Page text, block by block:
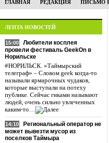
ГЛАВНАЯ РЕДАКЦИЯ ПИСЬМО
ЛЕНТА НОВОСТЕЙ
15:00
Любители косплея
провели фестиваль GeekOn в
Норильске
#НОРИЛЬСК. «Таймырский
телеграф» – Словом geek когда-то
называли ярмарочных чудаков,
которые выступали на потеху
публике. Сейчас гиками называют
людей, очень сильно увлеченных
каким-то…
14:10
Региональный оператор не
может вывезти мусор из
поселков Таймыра